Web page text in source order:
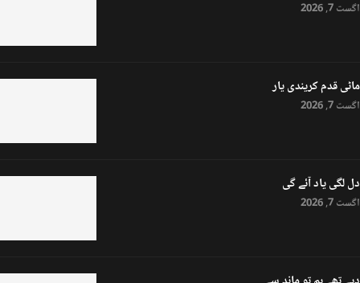
اگست 7, 2026
ماٹی قدم کریندی یار
اگست 7, 2026
دل لگی یاد آئے گی
اگست 7, 2026